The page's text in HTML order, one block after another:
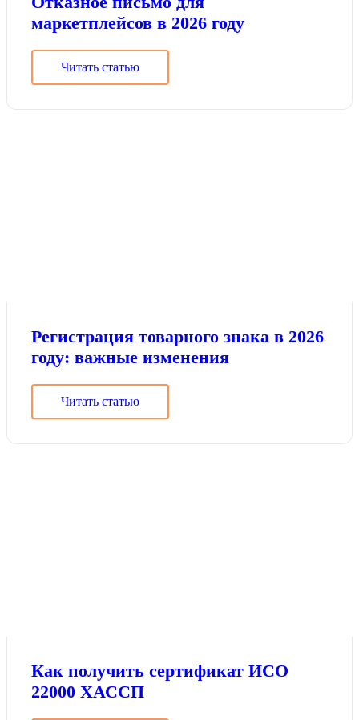
маркетплейсов в 2026 году
Читать статью
Регистрация товарного знака в 2026
году: важные изменения
Читать статью
Как получить сертификат ИСО
22000 ХАССП